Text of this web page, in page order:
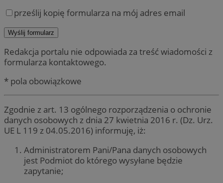
prześlij kopię formularza na mój adres email
Redakcja portalu nie odpowiada za treść wiadomości z
formularza kontaktowego.
* pola obowiązkowe
Zgodnie z art. 13 ogólnego rozporządzenia o ochronie
danych osobowych z dnia 27 kwietnia 2016 r. (Dz. Urz.
UE L 119 z 04.05.2016) informuję, iż:
Administratorem Pani/Pana danych osobowych
jest Podmiot do którego wysyłane będzie
zapytanie;